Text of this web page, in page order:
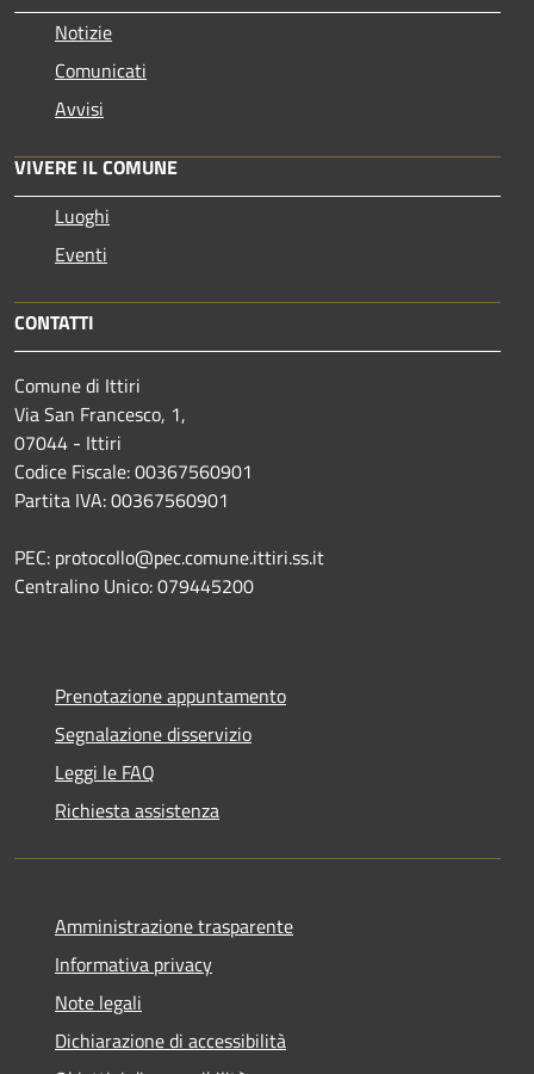
Notizie
Comunicati
Avvisi
VIVERE IL COMUNE
Luoghi
Eventi
CONTATTI
Comune di Ittiri
Via San Francesco, 1,
07044 - Ittiri
Codice Fiscale: 00367560901
Partita IVA: 00367560901
PEC: protocollo@pec.comune.ittiri.ss.it
Centralino Unico: 079445200
Prenotazione appuntamento
Segnalazione disservizio
Leggi le FAQ
Richiesta assistenza
Amministrazione trasparente
Informativa privacy
Note legali
Dichiarazione di accessibilità